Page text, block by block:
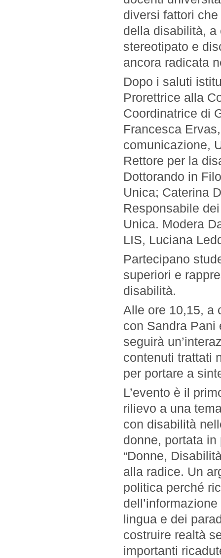
diversi fattori
della disabilità, a
stereotipato e
ancora radicata
Dopo i saluti
Prorettrice alla
Coordinatrice di
Francesca
comunicazione,
Rettore per la
Dottorando in
Unica; Caterina
Responsabile
Unica. Modera
LIS, Luciana
Partecipano
superiori e
disabilità.
Alle ore 10,15, a
con Sandra Pani
seguirà
contenuti trattati
per portare a
L’evento è il
rilievo a una
con disabilità
donne, portata
“Donne,
alla radice. Un
politica perché
lingua e dei
costruire realtà
importanti